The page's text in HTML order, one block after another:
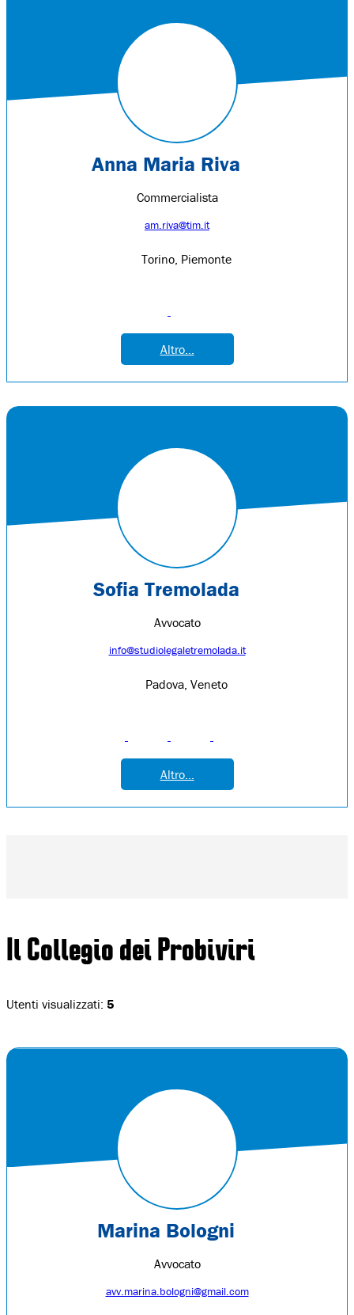
Anna Maria Riva
Commercialista
am.riva@tim.it
Torino, Piemonte
Altro...
Sofia Tremolada
Avvocato
info@studiolegaletremolada.it
Padova, Veneto
Altro...
Il Collegio dei Probiviri
Utenti visualizzati: 5
Marina Bologni
Avvocato
avv.marina.bologni@gmail.com